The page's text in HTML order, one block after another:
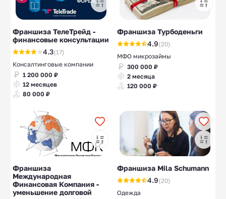
Франшиза ТелеТрейд -
финансовые консультации
4.3(17)
Консалтинговые компании
1 200 000 ₽
12 месяцев
80 000 ₽
Франшиза Турбоденьги
4.9(20)
МФО микрозаймы
300 000 ₽
2 месяца
120 000 ₽
Франшиза
Международная
Финансовая Компания -
уменьшение долговой
Франшиза Mila Schumann
4.9(20)
Одежда